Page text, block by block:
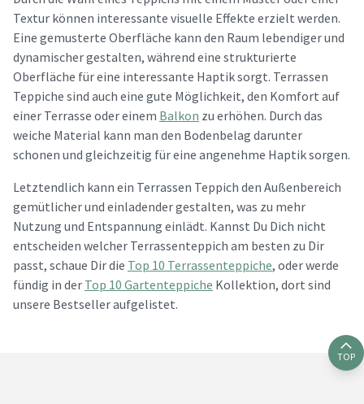
Textur können interessante visuelle Effekte erzielt werden.
Eine gemusterte Oberfläche kann den Raum lebendiger und
dynamischer gestalten, während eine strukturierte
Oberfläche für eine interessante Haptik sorgt. Terrassen
Teppiche sind auch eine gute Möglichkeit, den Komfort auf
einer Terrasse oder einem Balkon zu erhöhen. Durch das
weiche Material kann man den Bodenbelag darunter
schonen und gleichzeitig für eine angenehme Haptik sorgen.
Letztendlich kann ein Terrassen Teppich den Außenbereich
gemütlicher und einladender gestalten, was zu mehr
Nutzung und Entspannung einlädt. Kannst Du Dich nicht
entscheiden welcher Terrassenteppich am besten zu Dir
passt, schaue Dir die Top 10 Terrassenteppiche, oder werde
fündig in der Top 10 Gartenteppiche Kollektion, dort sind
unsere Bestseller aufgelistet.
TOP